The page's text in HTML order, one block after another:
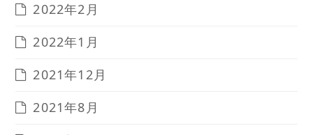
2022年2月
2022年1月
2021年12月
2021年8月